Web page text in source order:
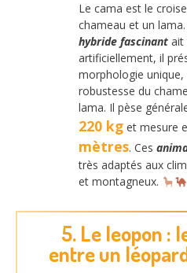
Le cama est le
chameau et un
hybride fascinant ait
artificiellement, il
morphologie unique,
robustesse du
lama. Il pèse
220 kg et mesure
mètres. Ces
très adaptés aux
et montagneux.
5. Le leopon :
entre un